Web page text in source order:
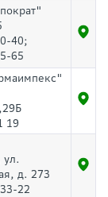
40;
65
19
ул.
д. 273
22